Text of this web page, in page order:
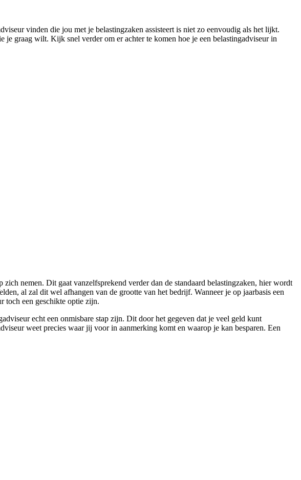
vinden die jou met je belastingzaken assisteert is niet zo eenvoudig als het lijkt.
graag wilt. Kijk snel verder om er achter te komen hoe je een belastingadviseur in
nemen. Dit gaat vanzelfsprekend verder dan de standaard belastingzaken, hier wordt
al zal dit wel afhangen van de grootte van het bedrijf. Wanneer je op jaarbasis een
toch een geschikte optie zijn.
echt een onmisbare stap zijn. Dit door het gegeven dat je veel geld kunt
weet precies waar jij voor in aanmerking komt en waarop je kan besparen. Een